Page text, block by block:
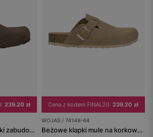
239.20 zł
Ciemnobrązowe klapki zabudowane na korkowej podeszwie
Cena z kodem FINAL20: 239.20 zł
WOJAS / 74148-64
Beżowe klapki mule na korkowej podeszwie